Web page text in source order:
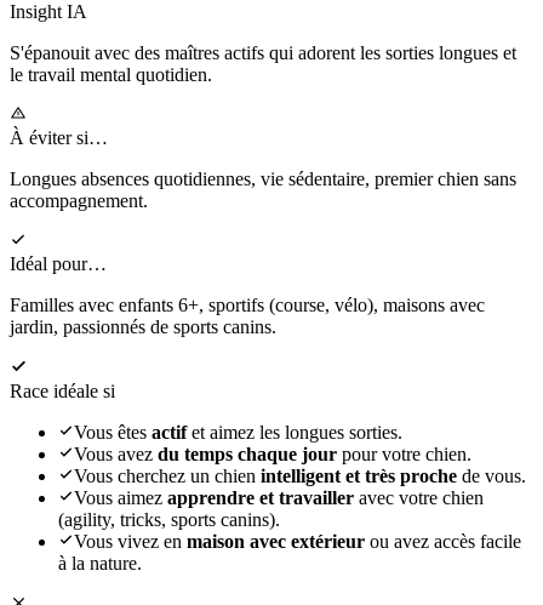
Insight IA
S'épanouitavec des maîtres actifs qui adorent les sorties longues et
le travail mental quotidien.
À éviter si…
Longues absences quotidiennes, vie sédentaire, premier chien sans
accompagnement.
Idéal pour…
Familles avec enfants 6+, sportifs (course, vélo), maisons avec
jardin, passionnés de sports canins.
Race idéale si
Vous êtes actifet aimez les longues sorties.
Vous avez du temps chaque jour pour votre chien.
Vous cherchez un chien intelligent et très proche de vous.
Vous aimez apprendre et travailler avec votre chien
(agility, tricks, sports canins).
Vous vivez en maison avec extérieur ou avez accès facile
à la nature.